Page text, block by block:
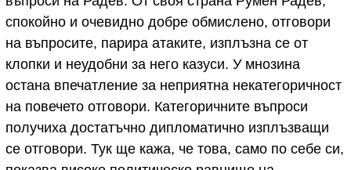
спокойно и очевидно добре обмислено, отговори
на въпросите, парира атаките, изплъзна се от
клопки и неудобни за него казуси. У мнозина
остана впечатление за неприятна некатегоричност
на повечето отговори. Категоричните въпроси
получиха достатъчно дипломатично изплъзващи
се отговори. Тук ще кажа, че това, само по себе си,